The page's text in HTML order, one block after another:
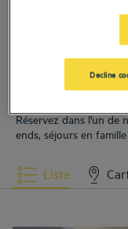
Réservez dans l'un de
ends, séjours en
Liste
Decline